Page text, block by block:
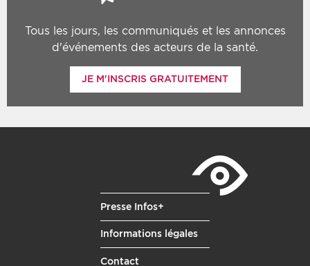
Tous les jours, les communiqués et les annonces
d'événements des acteurs de la santé.
JE M'INSCRIS GRATUITEMENT
Presse Infos+
Informations légales
Contact